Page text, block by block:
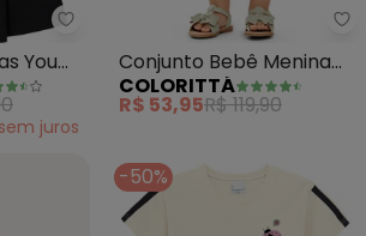
Malwee Kids - Conjunto Bloom
You
(Off
sem juros
Conjunto Bebê Menina
Malha Canelada (Bege)
COLORITTÁ
R$ 53,95R$ 119,90
-50%